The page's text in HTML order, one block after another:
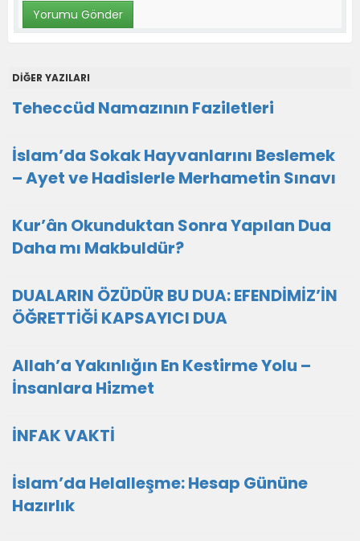
DİĞER YAZILARI
Teheccüd Namazının Faziletleri
İslam’da Sokak Hayvanlarını Beslemek
– Ayet ve Hadislerle Merhametin Sınavı
Kur’ân Okunduktan Sonra Yapılan Dua
Daha mı Makbuldür?
DUALARIN ÖZÜDÜR BU DUA: EFENDİMİZ’İN
ÖĞRETTİĞİ KAPSAYICI DUA
Allah’a Yakınlığın En Kestirme Yolu –
İnsanlara Hizmet
İNFAK VAKTİ
İslam’da Helalleşme: Hesap Gününe
Hazırlık